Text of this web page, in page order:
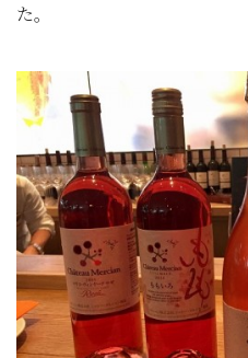
た。